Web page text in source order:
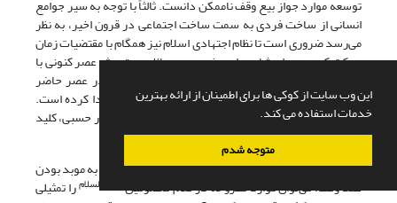
این وب سایت از کوکی ها برای اطمینان از ارائه بهترین
خدمات استفاده می کند.
متوجه شدم
توسعه موارد جواز بیع وقف ناممکن دانست. ثالثاً با توجه به سیر جوامع
انسانی از ساخت فردی به سمت ساخت اجتماعی در قرون اخیر، به نظر
‌می‌رسد ضروری است تا نظام اجتهادی اسلام نیز همگام با مقتضیات زمان
حرکت کرده و مراد شارع را در خصوص مسائل مستحدثه عصر کنونی با
بهره‌گیری از راهکارهای فقهی کشف کند. از همین رو، در عصر حاضر
جایگاه امور حسبه در ساختار فقاهت نقش پررنگ‌تری پیدا کرده است.
شاید بتوان اینگونه ادعا کرد که بازتعریف فقه بر محور امور حسبی، کلید
تحقق فقه پویا در دوره فعلی باشد.
از مجموع دلایل بیان شده، به نظر می‌رسد که ضمن احترام به موبد بودن
عقد وقف، می‌توان موارد مطروحه در کلام معصومین علیهم‌السلامرا تمثیلی